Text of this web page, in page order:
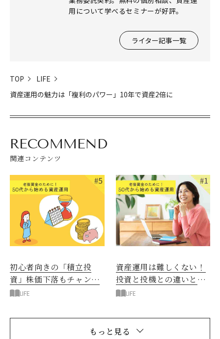
用について学べるセミナーが好評。
ライター記事一覧
TOP
LIFE
資産運用の魅力は「複利のパワー」10年で資産2倍に
RECOMMEND
関連コンテンツ
初心者向きの「積立投
資」株価下落もチャンス
になる！
LIFE
資産運用は難しくない！
投資と投機との違いと
は？
LIFE
もっと見る